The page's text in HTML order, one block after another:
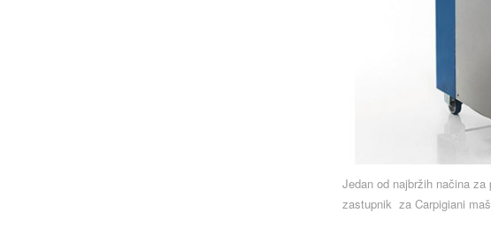
Jedan od najbržih načina
zastupnik za Carpigiani